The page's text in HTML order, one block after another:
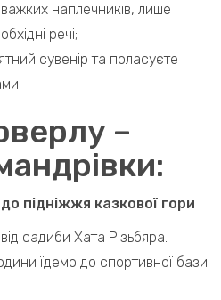
наплечників, лише
речі;
сувенір та поласуєте
–
підніжжя казкової гори
садиби Хата Різьбяра.
їдемо до спортивної бази